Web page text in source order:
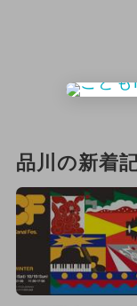
品川の新着